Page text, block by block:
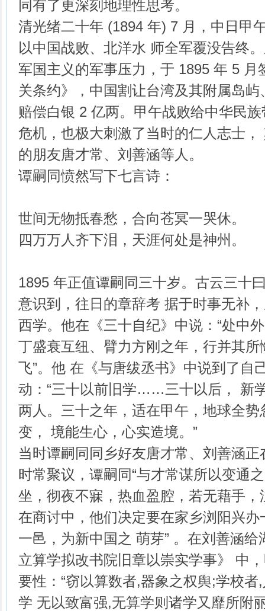
同有了更深刻地理性思考。
清光绪二十年 (1894 年) 7 月，中日甲
以中国战败、北洋水 师全军覆没告终
军国主义的军事压力，于 1895 年 5 月
关条约》，中国割让台湾及其附属岛
赔偿白银 2 亿两。甲午战败给中华民
危机，也极大刺激了当时的仁人志士
的朋友唐才常、刘善涵等人。
谭嗣同愤然写下七言诗：
世间无物抵春愁，合向苍冥一哭休。
四万万人齐下泪，天涯何处是神州。
1895 年正值谭嗣同三十岁。古云三十
意识到，往日的章辞考 据于时事无补
西学。他在《三十自纪》中说：“处中
丁盛衰互纽、臂力方刚之年，行并其
飞”。他 在《与唐绂丞书》中说到了自
动：“三十以前旧学……三十以后， 新
两人。三十之年，适在甲午，地球全
变， 境能生心，心实造境。”
当时谭嗣同同乡好友唐才常、刘善涵
时常聚议，谭嗣同“与才常谋所以变通
坐，彻夜不寐，热血盈腔，若无藉手，
在商讨中，他们决定要在家乡浏阳兴办
一邑，为新中国之 萌芽” 。在刘善涵
立算学拟改书院旧章以崇实学事》 中
要性：“窃以算数者,器象之权舆;学校
学 无以致富强,无算学则诸学又靡所附